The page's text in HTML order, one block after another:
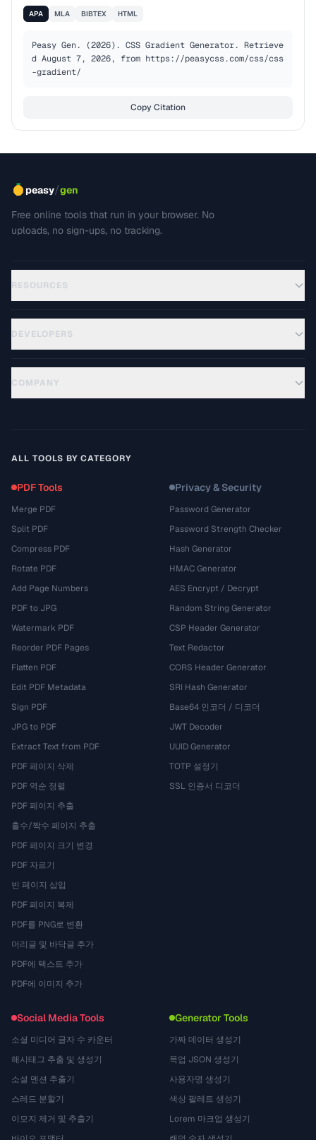
APA MLA BIBTEX HTML
Peasy Gen. (2026). CSS Gradient Generator. Retrieve
d August 7, 2026, from https://peasycss.com/css/css
-gradient/
Copy Citation
peasy/gen
Free online tools that run in your browser. No
uploads, no sign-ups, no tracking.
RESOURCES
DEVELOPERS
COMPANY
ALL TOOLS BY CATEGORY
PDF Tools
Merge PDF
Split PDF
Compress PDF
Rotate PDF
Add Page Numbers
PDF to JPG
Watermark PDF
Reorder PDF Pages
Flatten PDF
Edit PDF Metadata
Sign PDF
JPG to PDF
Extract Text from PDF
PDF 페이지 삭제
PDF 역순 정렬
PDF 페이지 추출
홀수/짝수 페이지 추출
PDF 페이지 크기 변경
PDF 자르기
빈 페이지 삽입
PDF 페이지 복제
PDF를 PNG로 변환
머리글 및 바닥글 추가
PDF에 텍스트 추가
PDF에 이미지 추가
Privacy & Security
Password Generator
Password Strength Checker
Hash Generator
HMAC Generator
AES Encrypt / Decrypt
Random String Generator
CSP Header Generator
Text Redactor
CORS Header Generator
SRI Hash Generator
Base64 인코더 / 디코더
JWT Decoder
UUID Generator
TOTP 설정기
SSL 인증서 디코더
Social Media Tools
소셜 미디어 글자 수 카운터
해시태그 추출 및 생성기
소셜 멘션 추출기
스레드 분할기
이모지 제거 및 추출기
Generator Tools
가짜 데이터 생성기
목업 JSON 생성기
사용자명 생성기
색상 팔레트 생성기
Lorem 마크업 생성기